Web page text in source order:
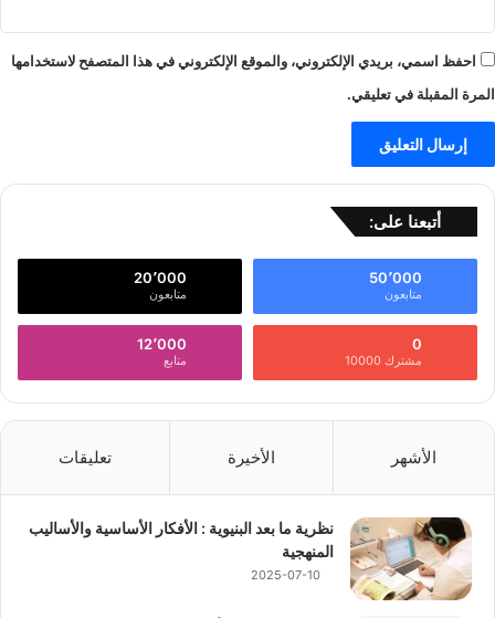
احفظ اسمي، بريدي الإلكتروني، والموقع الإلكتروني في هذا المتصفح لاستخدامها
المرة المقبلة في تعليقي.
أتبعنا على:
50٬000
متابعون
20٬000
متابعون
0
مشترك 10000
12٬000
متابع
الأشهر الأخيرة تعليقات
نظرية ما بعد البنيوية : الأفكار الأساسية والأساليب
المنهجية
2025-07-10